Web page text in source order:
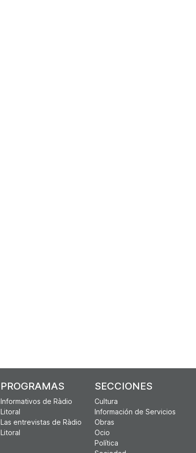
PROGRAMAS
Informativos de Ràdio
Litoral
Las entrevistas de Ràdio
Litoral
SECCIONES
Cultura
Información de Servicios
Obras
Ocio
Política